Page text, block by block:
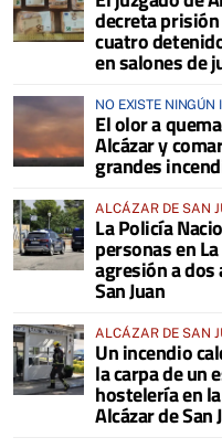
decreta
cuatro
en salones de
NO EXISTE NINGÚN
COMARCA
El olor a
Alcázar y
grandes
ALCÁZAR DE SAN
La Policía
personas en
agresión a dos
San Juan
ALCÁZAR DE SAN
Un incendio
la carpa de un
hostelería en
Alcázar de San